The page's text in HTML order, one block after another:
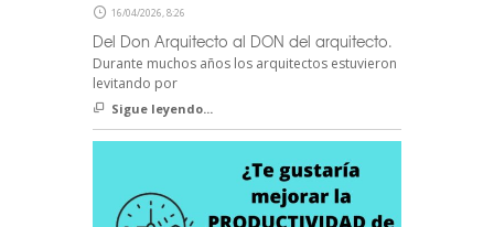
16/04/2026, 8:26
Del Don Arquitecto al DON del arquitecto.
Durante muchos años los arquitectos estuvieron
levitando por
Sigue leyendo...